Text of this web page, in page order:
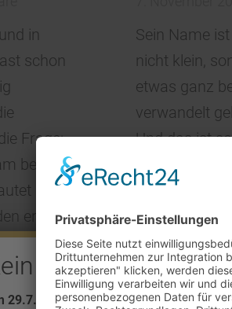
in
schon
Frage:
besten
ersten
ist
Sein Name
nicht klein,
etwas ganz
verwandelt
Und das ist
bewiesen!
Barverkaufstag
29.7. + 5.8. findet unser